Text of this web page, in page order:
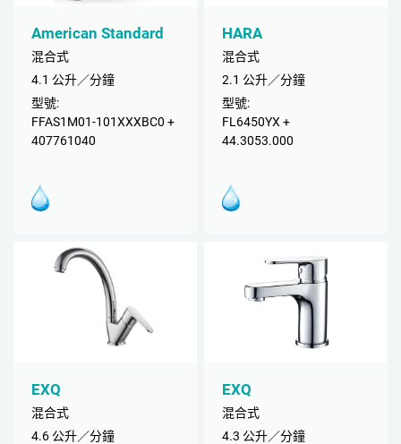
American Standard
混合式
4.1 公升／分鐘
型號:
FFAS1M01-101XXXBC0 +
407761040
HARA
混合式
2.1 公升／分鐘
型號:
FL6450YX +
44.3053.000
EXQ
混合式
4.6 公升／分鐘
EXQ
混合式
4.3 公升／分鐘